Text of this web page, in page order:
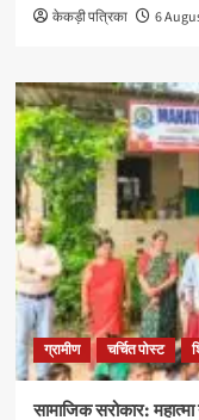
केकड़ी पत्रिका 6
ग्रामीण चर्चित पोस्ट
सामाजिक सरोकार: महात्मा